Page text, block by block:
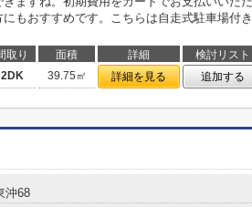
もおすすめです。こちらは自走式駐車場付
取り 面積 詳細
検討リスト
2DK 39.75㎡ 詳細を見る 追加する
沖68